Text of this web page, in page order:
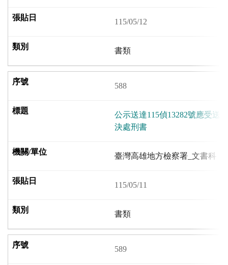
115/05/12
書類
588
公示送達115偵13282號應受送
決處刑書
臺灣高雄地方檢察署_文書科
115/05/11
書類
589